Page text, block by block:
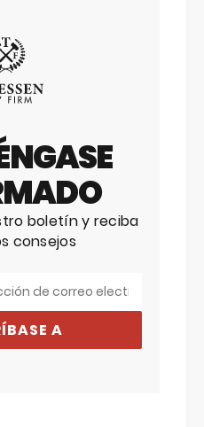
boletín y reciba
consejos
A